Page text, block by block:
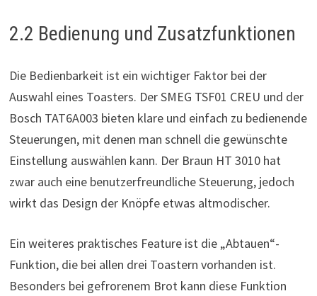
2.2 Bedienung und Zusatzfunktionen
Die Bedienbarkeit ist ein wichtiger Faktor bei der
Auswahl eines Toasters. Der SMEG TSF01 CREU und der
Bosch TAT6A003 bieten klare und einfach zu bedienende
Steuerungen, mit denen man schnell die gewünschte
Einstellung auswählen kann. Der Braun HT 3010 hat
zwar auch eine benutzerfreundliche Steuerung, jedoch
wirkt das Design der Knöpfe etwas altmodischer.
Ein weiteres praktisches Feature ist die „Abtauen“-
Funktion, die bei allen drei Toastern vorhanden ist.
Besonders bei gefrorenem Brot kann diese Funktion